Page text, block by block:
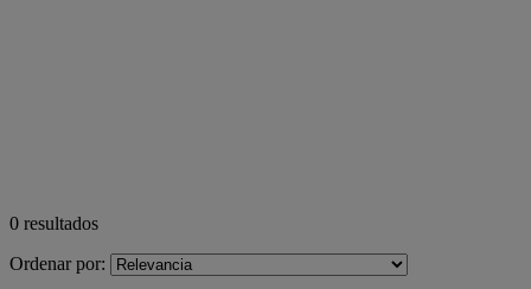
0 resultados
Ordenar por: